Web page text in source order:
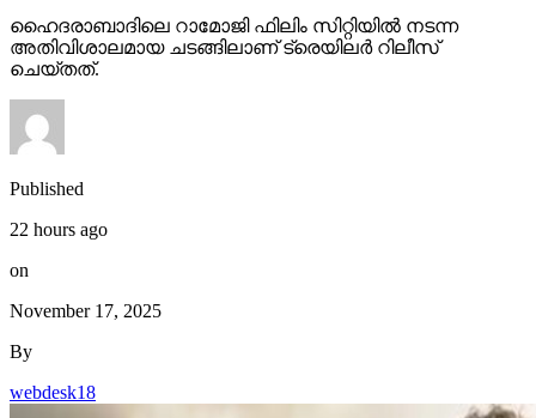
ഹൈദരാബാദിലെ റാമോജി ഫിലിം സിറ്റിയില്‍ നടന്ന
അതിവിശാലമായ ചടങ്ങിലാണ് ട്രെയിലര്‍ റിലീസ്
ചെയ്തത്.
Published
22 hours ago
on
November 17, 2025
By
webdesk18